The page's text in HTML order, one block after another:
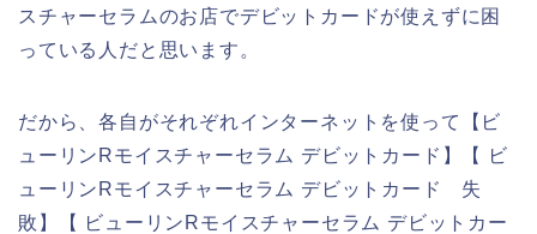
スチャーセラムのお店でデビットカードが使えずに困
っている人だと思います。
だから、各自がそれぞれインターネットを使って【ビ
ューリンRモイスチャーセラム デビットカード】【 ビ
ューリンRモイスチャーセラム デビットカード 失
敗】【 ビューリンRモイスチャーセラム デビットカー